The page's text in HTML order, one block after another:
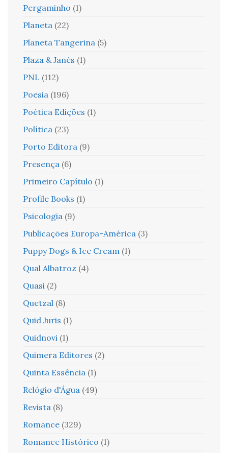
Pergaminho (1)
Planeta (22)
Planeta Tangerina (5)
Plaza & Janés (1)
PNL (112)
Poesia (196)
Poética Edições (1)
Política (23)
Porto Editora (9)
Presença (6)
Primeiro Capítulo (1)
Profile Books (1)
Psicologia (9)
Publicações Europa-América (3)
Puppy Dogs & Ice Cream (1)
Qual Albatroz (4)
Quasi (2)
Quetzal (8)
Quid Juris (1)
Quidnovi (1)
Quimera Editores (2)
Quinta Essência (1)
Relógio d'Água (49)
Revista (8)
Romance (329)
Romance Histórico (1)